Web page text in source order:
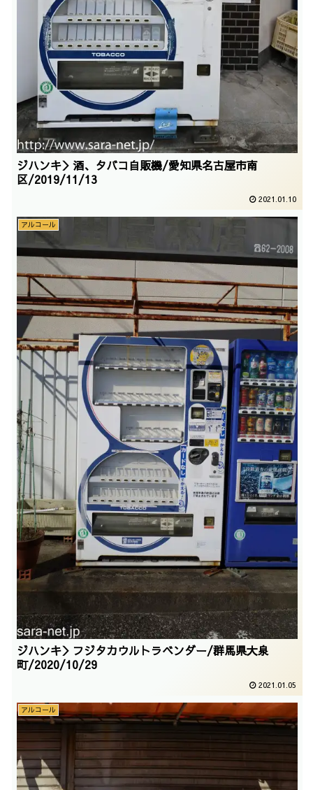
ジハンキ＞酒、タバコ自販機/愛知県名古屋市南
区/2019/11/13
2021.01.10
アルコール
ジハンキ＞フジタカウルトラベンダー/群馬県大泉
町/2020/10/29
2021.01.05
アルコール